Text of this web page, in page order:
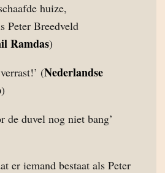
huize,
Peter Breedveld
Ramdas)
(Nederlandse
)
de duvel nog niet bang’
er iemand bestaat als Peter